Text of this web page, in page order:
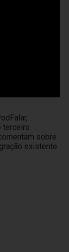
terceiro
sobre
existente